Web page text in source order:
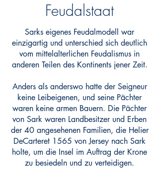
Feudalstaat
Sarks eigenes Feudalmodell war
einzigartig und unterschied sich deutlich
vom mittelalterlichen Feudalismus in
anderen Teilen des Kontinents jener Zeit.
Anders als anderswo hatte der Seigneur
keine Leibeigenen, und seine Pächter
waren keine armen Bauern. Die Pächter
von Sark waren Landbesitzer und Erben
der 40 angesehenen Familien, die Helier
DeCarteret 1565 von Jersey nach Sark
holte, um die Insel im Auftrag der Krone
zu besiedeln und zu verteidigen.